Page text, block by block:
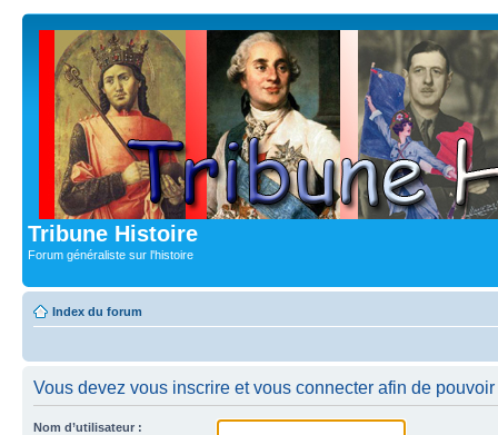
Tribune Histoire
Forum généraliste sur l'histoire
Index du forum
Vous devez vous inscrire et vous connecter afin de
Nom d’utilisateur :